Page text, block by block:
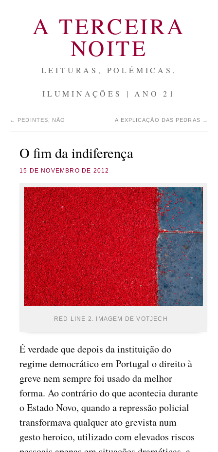
A TERCEIRA
NOITE
LEITURAS, POLÉMICAS,
ILUMINAÇÕES | ANO 21
← PEDINTES, NÃO A EXPLICAÇÃO DAS PEDRAS →
O fim da indiferença
15 DE NOVEMBRO DE 2012
RED LINE 2. IMAGEM DE VOTJECH
É verdade que depois da instituição do
regime democrático em Portugal o direito à
greve nem sempre foi usado da melhor
forma. Ao contrário do que acontecia durante
o Estado Novo, quando a repressão policial
transformava qualquer ato grevista num
gesto heroico, utilizado com elevados riscos